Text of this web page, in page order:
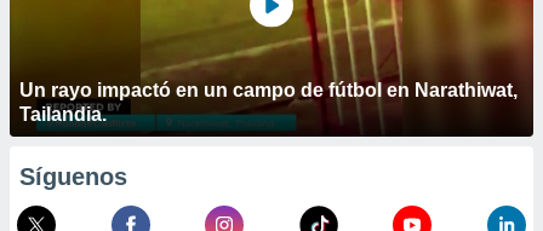
Un rayo impactó en un campo de fútbol en Narathiwat,
Tailandia.
Síguenos